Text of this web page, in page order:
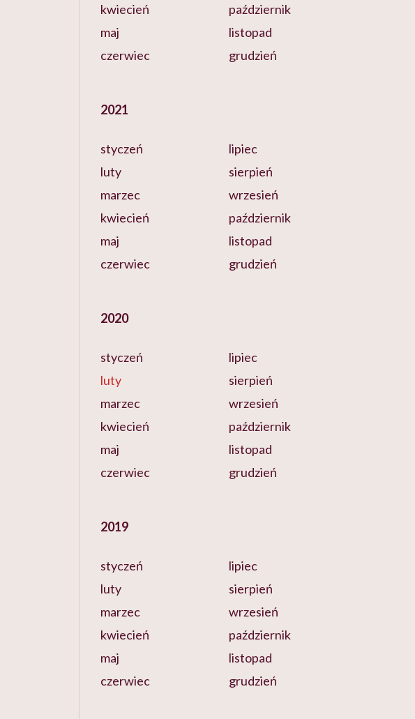
kwiecień
maj
czerwiec
październik
listopad
grudzień
2021
styczeń
luty
marzec
kwiecień
maj
czerwiec
lipiec
sierpień
wrzesień
październik
listopad
grudzień
2020
styczeń
luty
marzec
kwiecień
maj
czerwiec
lipiec
sierpień
wrzesień
październik
listopad
grudzień
2019
styczeń
luty
marzec
kwiecień
maj
czerwiec
lipiec
sierpień
wrzesień
październik
listopad
grudzień